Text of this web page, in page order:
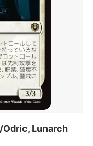
/Odric, Lunarch